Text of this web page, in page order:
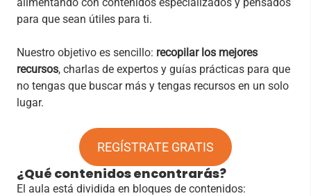
para que sean útiles para ti.
Nuestro objetivo es sencillo: recopilar los mejores
recursos, charlas de expertos y guías prácticas para que
no tengas que buscar más y tengas recursos en un solo
lugar.
REGÍSTRATE GRATIS
¿Qué contenidos encontrarás?
El aula está dividida en bloques de contenidos: